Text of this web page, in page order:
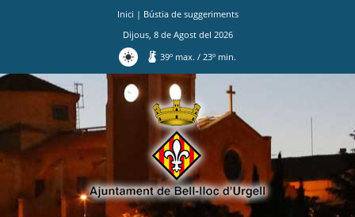
Inici | Bústia de suggeriments
Dijous, 8de Agostdel 2026
39º max./ 23º min.